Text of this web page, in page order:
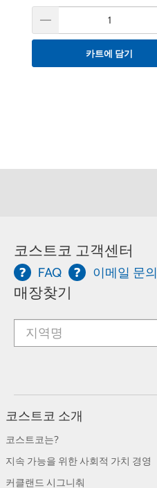
카트에 담기
코스트코 고객센터
FAQ 이메일 문의
매장찾기
코스트코 소개
코스트코는?
지속 가능을 위한 사회적 가치 경영
커클랜드 시그니춰